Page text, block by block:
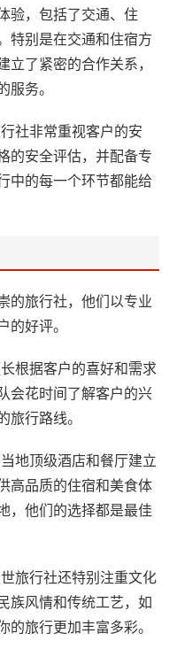
验，包括了交通、住
特别是在交通和住宿方
了紧密的合作关系，
务。
社非常重视客户的安
的安全评估，并配备专
中的每一个环节都能给
的旅行社，他们以专业
好评。
根据客户的喜好和需求
会花时间了解客户的兴
行路线。
地顶级酒店和餐厅建立
高品质的住宿和美食体
，他们的选择都是最佳
旅行社还特别注重文化
族风情和传统工艺，如
旅行更加丰富多彩。